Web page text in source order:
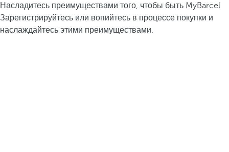
Насладитесь преимуществами того, чтобы быть MyBarcel
Зарегистрируйтесь или вопийтесь в процессе покупки и
наслаждайтесь этими преимуществами.